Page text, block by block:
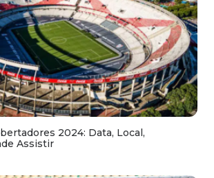
2024: Data, Local,
Assistir